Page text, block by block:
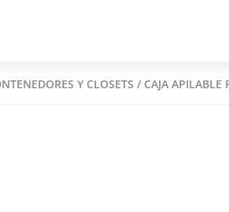
Y CLOSETS / CAJA